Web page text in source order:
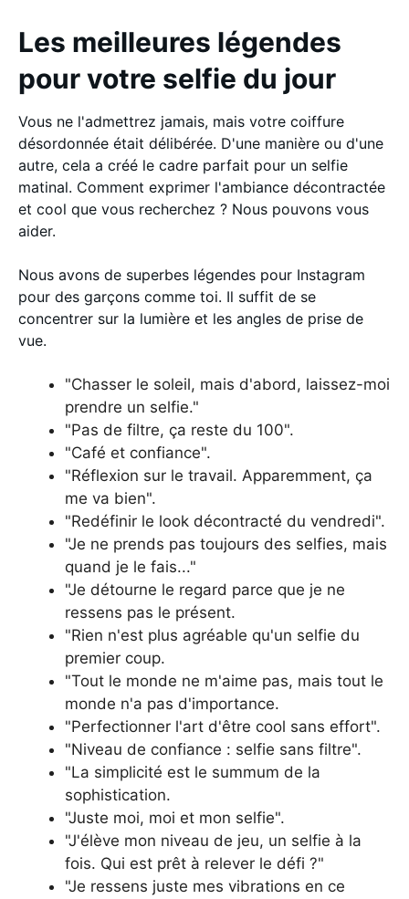
Les meilleures légendes
pour votre selfie du jour
Vous ne l'admettrez jamais, mais votre coiffure
désordonnée était délibérée. D'une manière ou d'une
autre, cela a créé le cadre parfait pour un selfie
matinal. Comment exprimer l'ambiance décontractée
et cool que vous recherchez ? Nous pouvons vous
aider.
Nous avons de superbes légendes pour Instagram
pour des garçons comme toi. Il suffit de se
concentrer sur la lumière et les angles de prise de
vue.
"Chasser le soleil, mais d'abord, laissez-moi
prendre un selfie."
"Pas de filtre, ça reste du 100".
"Café et confiance".
"Réflexion sur le travail. Apparemment, ça
me va bien".
"Redéfinir le look décontracté du vendredi".
"Je ne prends pas toujours des selfies, mais
quand je le fais..."
"Je détourne le regard parce que je ne
ressens pas le présent.
"Rien n'est plus agréable qu'un selfie du
premier coup.
"Tout le monde ne m'aime pas, mais tout le
monde n'a pas d'importance.
"Perfectionner l'art d'être cool sans effort".
"Niveau de confiance : selfie sans filtre".
"La simplicité est le summum de la
sophistication.
"Juste moi, moi et mon selfie".
"J'élève mon niveau de jeu, un selfie à la
fois. Qui est prêt à relever le défi ?"
"Je ressens juste mes vibrations en ce